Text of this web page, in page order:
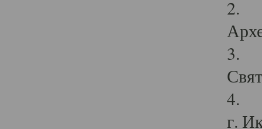
2.
3.
4.
г.